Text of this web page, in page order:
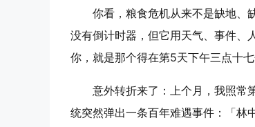
你看，粮食危机从来不是缺地、
没有倒计时器，但它用天气、事件、
你，就是那个得在第5天下午三点十
意外转折来了：上个月，我照常
统突然弹出一条百年难遇事件：「林